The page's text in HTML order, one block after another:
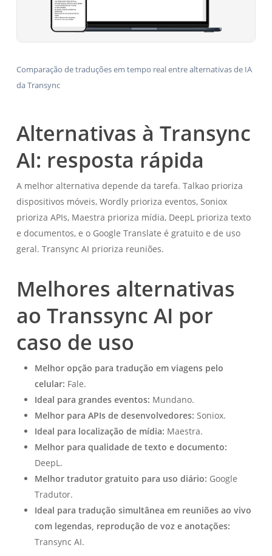
Comparação de traduções em tempo real entre alternativas de IA
da Transync
Alternativas à Transync
AI: resposta rápida
A melhor alternativa depende da tarefa. Talkao prioriza
dispositivos móveis, Wordly prioriza eventos, Soniox
prioriza APIs, Maestra prioriza mídia, DeepL prioriza texto
e documentos, e o Google Translate é gratuito e de uso
geral. Transync AI prioriza reuniões.
Melhores alternativas
ao Transsync AI por
caso de uso
Melhor opção para tradução em viagens pelo
celular: Fale.
Ideal para grandes eventos: Mundano.
Melhor para APIs de desenvolvedores: Soniox.
Ideal para localização de mídia: Maestra.
Melhor para qualidade de texto e documento:
DeepL.
Melhor tradutor gratuito para uso diário: Google
Tradutor.
Ideal para tradução simultânea em reuniões ao vivo
com legendas, reprodução de voz e anotações:
Transync AI.